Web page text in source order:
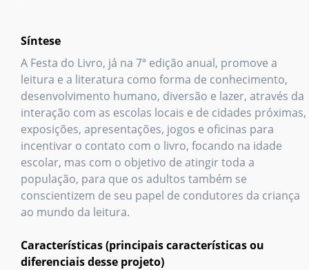
Síntese
A Festa do Livro, já na 7ª edição anual, promove a
leitura e a literatura como forma de conhecimento,
desenvolvimento humano, diversão e lazer, através da
interação com as escolas locais e de cidades próximas,
exposições, apresentações, jogos e oficinas para
incentivar o contato com o livro, focando na idade
escolar, mas com o objetivo de atingir toda a
população, para que os adultos também se
conscientizem de seu papel de condutores da criança
ao mundo da leitura.
Características (principais características ou
diferenciais desse projeto)